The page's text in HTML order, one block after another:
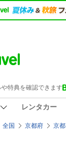
レンタカー
全国 京都府 京都